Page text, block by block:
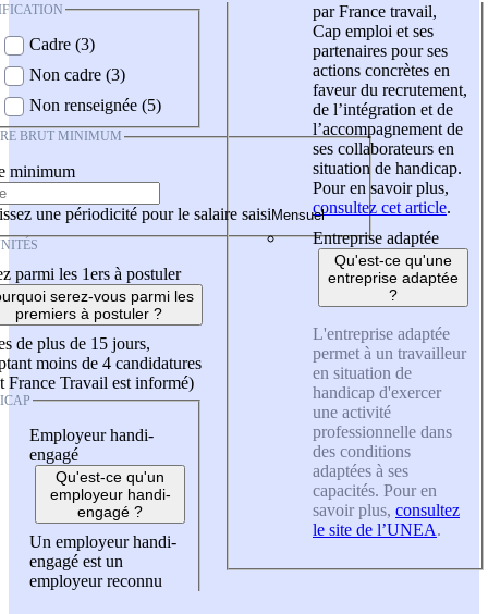
Cadre (3)
Non cadre (3)
Non renseignée (5)
BRUT MINIMUM
minimum
une périodicité pour le salaire saisi
parmi les 1ers à postuler
serez-vous parmi les
premiers à postuler ?
de plus de 15 jours,
moins de 4 candidatures
France Travail est informé)
Employeur handi-
engagé
Qu'est-ce qu'un
employeur handi-
engagé ?
Un employeur handi-
engagé est un
employeur reconnu
par France travail,
Cap emploi et ses
partenaires pour ses
actions concrètes en
faveur du recrutement,
de l’intégration et de
l’accompagnement de
ses collaborateurs en
situation de handicap.
Pour en savoir plus,
consultez cet article.
Entreprise adaptée
Qu'est-ce qu'une
entreprise adaptée
?
L'entreprise adaptée
permet à un travailleur
en situation de
handicap d'exercer
une activité
professionnelle dans
des conditions
adaptées à ses
capacités. Pour en
savoir plus, consultez
le site de l’UNEA.